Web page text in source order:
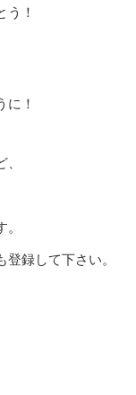
う！
に！
録して下さい。